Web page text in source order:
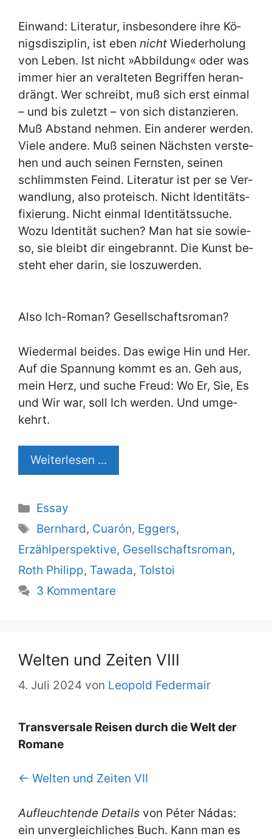
Ein­wand: Li­te­ra­tur, ins­be­son­de­re ih­re Kö­
nigs­dis­zi­plin, ist eben nicht Wie­der­ho­lung
von Le­ben. Ist nicht »Ab­bil­dung« oder was
im­mer hier an ver­al­te­ten Be­grif­fen her­an­
drängt. Wer schreibt, muß sich erst ein­mal
– und bis zu­letzt – von sich di­stan­zie­ren.
Muß Ab­stand neh­men. Ein an­de­rer wer­den.
Vie­le an­de­re. Muß sei­nen Näch­sten ver­ste­
hen und auch sei­nen Fern­sten, sei­nen
schlimm­sten Feind. Li­te­ra­tur ist per se Ver­
wand­lung, al­so prot­e­isch. Nicht Iden­ti­täts­
fi­xie­rung. Nicht ein­mal Iden­ti­täts­su­che.
Wo­zu Iden­ti­tät su­chen? Man hat sie so­wie­
so, sie bleibt dir ein­ge­brannt. Die Kunst be­
steht eher dar­in, sie los­zu­wer­den.
Al­so Ich-Ro­man? Ge­sell­schafts­ro­man?
Wie­der­mal bei­des. Das ewi­ge Hin und Her.
Auf die Span­nung kommt es an. Geh aus,
mein Herz, und su­che Freud: Wo Er, Sie, Es
und Wir war, soll Ich wer­den. Und um­ge­
kehrt.
Wei­ter­le­sen ...
Kategorien
Essay
Schlagwörter
Bernhard, Cuarón, Eggers,
Erzählperspektive, Gesellschaftsroman,
Roth Philipp, Tawada, Tolstoi
3 Kommentare
Wel­ten und Zei­ten VIII
4. Juli 2024 von Leopold Federmair
Trans­ver­sa­le Rei­sen durch die Welt der
Ro­ma­ne
← Wel­ten und Zei­ten VII
Auf­leuch­ten­de De­tails von Pé­ter Ná­das:
ein un­ver­gleich­li­ches Buch. Kann man es